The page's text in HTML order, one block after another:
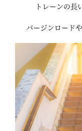
トレーンの長
バージンロード